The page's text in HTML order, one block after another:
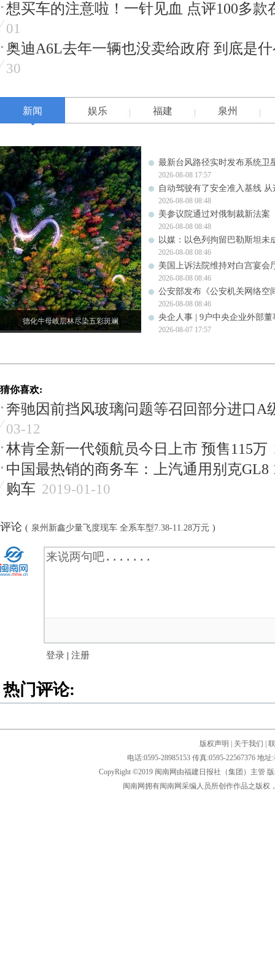
想买车的注意啦！一针见血 点评100多款
01
奥迪A6L去年一辆也没卖给政府 到底是
30
新闻 娱乐 福建 泉州
德化牛母岐层林尽染五彩斑斓
最新台风路径实时发布系统卫
2026-08-08 17:57
自动驾驶有了安全准入基线
2026-08-08 08:48
美参议院通过对俄制裁新法案
2026-08-08 08:48
以媒：以色列拘留巴勒斯坦未
2026-08-08 08:46
美国上诉法院维持对白宫宴会
2026-08-08 08:46
公安部发布《公安机关网络空
2026-08-08 08:46
央企人事 | 9户中央企业外部
2026-08-07 17:57
猜你喜欢:
奔驰因前挡风玻璃问题等召回部分进口A
03-12
林肯全新一代领航员今日上市 预售115万
中国最热销的商务车：上汽通用别克GL8
购车 2019-01-10
评论 ( 泉州新鑫少量飞度现车 全系车型7.38-11.28万元 )
登录 | 注册
热门评论:
版权声明 关于我们
电话:0595-28985153 传真:0595-22567376 地
CopyRight ©2019 闽南网由福建日报社（集团）主管
闽南网拥有闽南网采编人员所创作作品之版